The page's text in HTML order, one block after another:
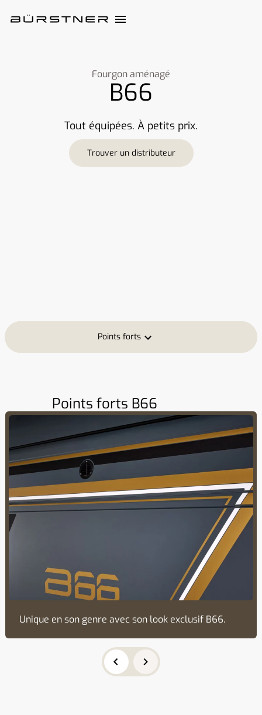
Fourgon aménagé
B66
Tout équipées. À petits prix.
Trouver un distributeur
Points forts
Points forts B66
Unique en son genre avec son look exclusif B66.